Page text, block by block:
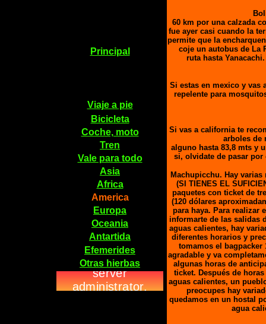
Principal
Viaje a pie
Bicicleta
Coche, moto
Tren
Vale para todo
Asia
Africa
America
Europa
Oceania
Antartida
Efemerides
Otras hierbas
60 km por una calzada
fue ayer casi cuando la
permite que la
coje un autobus de La
ruta hasta
Si estas en mexico y vas
repelente para
Si vas a california te
arboles de
alguno hasta 83,8 mts y
si, olvidate de pasar por
Machupicchu. Hay
(SI TIENES EL
paquetes con ticket de
(120 dólares
para haya. Para realizar
informarte de las salidas
aguas calientes, hay
diferentes horarios y
tomamos el bagpacker
agradable y va
algunas horas de
ticket. Después de
aguas calientes, un
preocupes hay
quedamos en un hostal
agua